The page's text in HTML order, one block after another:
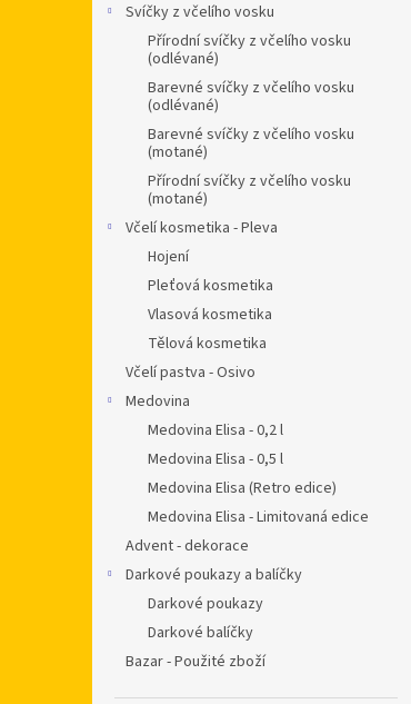
Svíčky z včelího vosku
Přírodní svíčky z včelího vosku
(odlévané)
Barevné svíčky z včelího vosku
(odlévané)
Barevné svíčky z včelího vosku
(motané)
Přírodní svíčky z včelího vosku
(motané)
Včelí kosmetika - Pleva
Hojení
Pleťová kosmetika
Vlasová kosmetika
Tělová kosmetika
Včelí pastva - Osivo
Medovina
Medovina Elisa - 0,2 l
Medovina Elisa - 0,5 l
Medovina Elisa (Retro edice)
Medovina Elisa - Limitovaná edice
Advent - dekorace
Darkové poukazy a balíčky
Darkové poukazy
Darkové balíčky
Bazar - Použité zboží